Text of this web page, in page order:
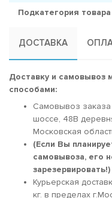
Подкатегория товара
ДОСТАВКА
Доставку и самовывоз
способами:
Самовывоз
шоссе, 48В
Московская
(Если Вы
самовывоза, его
зарезервировать!)
Курьерская
кг. в пределах